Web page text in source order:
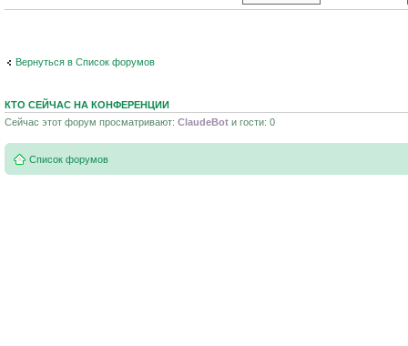
Вернуться в Список форумов
КТО СЕЙЧАС НА КОНФЕРЕНЦИИ
Сейчас этот форум просматривают: ClaudeBot и гости: 0
Список форумов